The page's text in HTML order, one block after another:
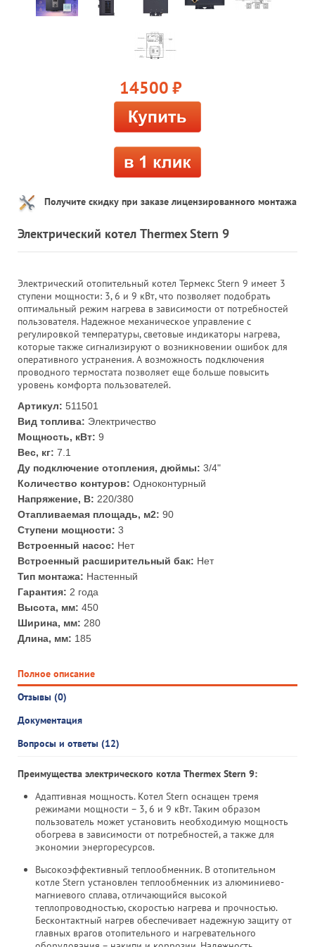
14500 руб.
Получите скидку при заказе лицензированного монтажа
Электрический котел Thermex Stern 9
Электрический отопительный котел Термекс Stern 9 имеет 3
ступени мощности: 3, 6 и 9 кВт, что позволяет подобрать
оптимальный режим нагрева в зависимости от потребностей
пользователя. Надежное механическое управление с
регулировкой температуры, световые индикаторы нагрева,
которые также сигнализируют о возникновении ошибок для
оперативного устранения. А возможность подключения
проводного термостата позволяет еще больше повысить
уровень комфорта пользователей.
Артикул: 511501
Вид топлива: Электричество
Мощность, кВт: 9
Вес, кг: 7.1
Ду подключение отопления, дюймы: 3/4"
Количество контуров: Одноконтурный
Напряжение, В: 220/380
Отапливаемая площадь, м2: 90
Ступени мощности: 3
Встроенный насос: Нет
Встроенный расширительный бак: Нет
Тип монтажа: Настенный
Гарантия: 2 года
Высота, мм: 450
Ширина, мм: 280
Длина, мм: 185
Полное описание
Отзывы (0)
Документация
Вопросы и ответы (12)
Преимущества электрического котла Thermex Stern 9:
Адаптивная мощность. Котел Stern оснащен тремя
режимами мощности – 3, 6 и 9 кВт. Таким образом
пользователь может установить необходимую мощность
обогрева в зависимости от потребностей, а также для
экономии энергоресурсов.
Высокоэффективный теплообменник. В отопительном
котле Stern установлен теплообменник из алюминиево-
магниевого сплава, отличающийся высокой
теплопроводностью, скоростью нагрева и прочностью.
Бесконтактный нагрев обеспечивает надежную защиту от
главных врагов отопительного и нагревательного